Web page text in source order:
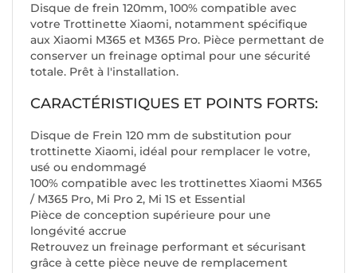
Disque de frein 120mm, 100% compatible avec
votre Trottinette Xiaomi, notamment spécifique
aux Xiaomi M365 et M365 Pro. Pièce permettant de
conserver un freinage optimal pour une sécurité
totale. Prêt à l'installation.
CARACTÉRISTIQUES ET POINTS FORTS:
Disque de Frein 120 mm de substitution pour
trottinette Xiaomi, idéal pour remplacer le votre,
usé ou endommagé
100% compatible avec les trottinettes Xiaomi M365
/ M365 Pro, Mi Pro 2, Mi 1S et Essential
Pièce de conception supérieure pour une
longévité accrue
Retrouvez un freinage performant et sécurisant
grâce à cette pièce neuve de remplacement